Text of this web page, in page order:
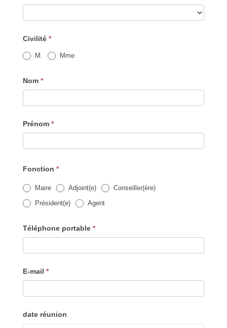
Civilité *
M. Mme
Nom *
Prénom *
Fonction *
Maire Adjoint(e)
Conseiller(ère)
Président(e)
Agent
Téléphone portable *
E-mail *
date réunion